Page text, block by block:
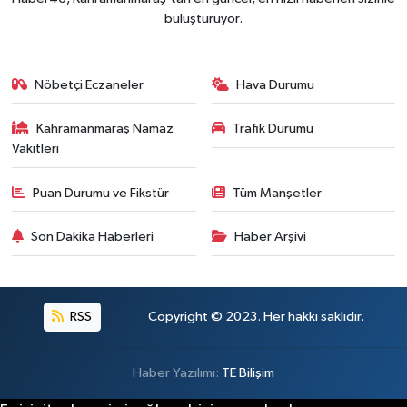
Kahramanmaraş'ın Tarihi Mirası İçin Ankara'da
buluşturuyor.
Nöbetçi Eczaneler Hava Durumu
Kahramanmaraş Namaz
Vakitleri
Trafik Durumu
Puan Durumu ve Fikstür Tüm Manşetler
Son Dakika Haberleri Haber Arşivi
RSS Copyright © 2023. Her hakkı saklıdır.
Haber Yazılımı: TE Bilişim